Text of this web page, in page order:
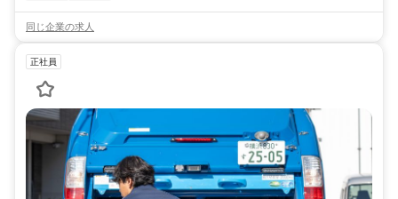
同じ企業の求人
正社員